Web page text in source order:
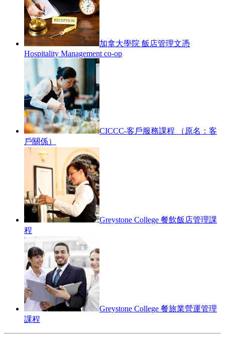
加拿大學院 飯店管理文憑
Hospitality Management co-op
CICCC-客戶服務課程 （原名：客
戶關係）
Greystone College 餐飲飯店管理課
程
Greystone College 餐旅業營運管理
課程